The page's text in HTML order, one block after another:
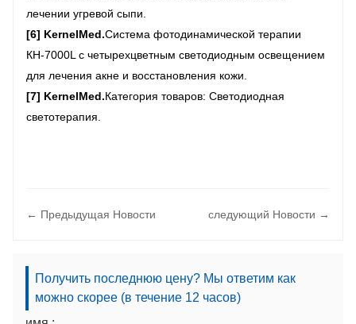
лечении угревой сыпи.
[6] KernelMed.Система фотодинамической терапии
КН-7000L с четырехцветным светодиодным освещением
для лечения акне и восстановления кожи.
[7] KernelMed.Категория товаров: Светодиодная
светотерапия.
← Предыдущая Hовости следующий Hовости →
Получить последнюю цену? Мы ответим как
можно скорее (в течение 12 часов)